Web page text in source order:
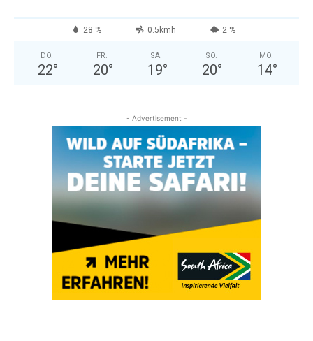
28 % 0.5kmh 2 %
DO.
22°
FR.
20°
SA.
19°
SO.
20°
MO.
14°
- Advertisement -